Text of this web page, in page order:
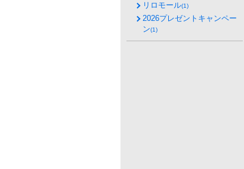
リロモール(1)
2026プレゼントキャンペー
ン(1)